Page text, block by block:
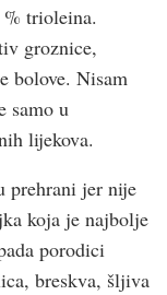
trioleina.
groznice,
bolove. Nisam
samo u
lijekova.
prehrani jer nije
koja je najbolje
porodici
breskva, šljiva